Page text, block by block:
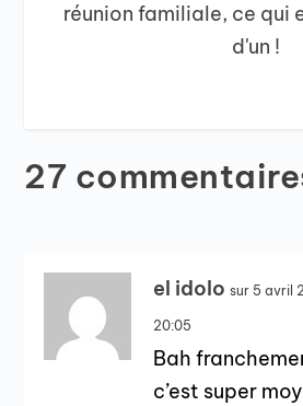
réunion familiale, ce qui
d'un !
27
el idolo sur 5 avril
20:05
Bah
c’est super